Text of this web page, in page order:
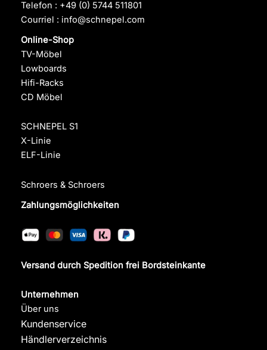
Telefon : +49 (0) 5744 511801
Courriel : info@schnepel.com
Online-Shop
TV-Möbel
Lowboards
Hifi-Racks
CD Möbel
SCHNEPEL S1
X-Linie
ELF-Linie
Schroers & Schroers
Zahlungsmöglichkeiten
Versand durch Spedition frei Bordsteinkante
Unternehmen
Über uns
Kundenservice
Händlerverzeichnis